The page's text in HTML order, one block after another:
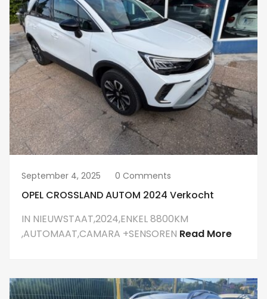
September 4, 2025 0 Comments
OPEL CROSSLAND AUTOM 2024 Verkocht
IN NIEUWSTAAT,2024,ENKEL 8800KM
,AUTOMAAT,CAMARA +SENSOREN Read More